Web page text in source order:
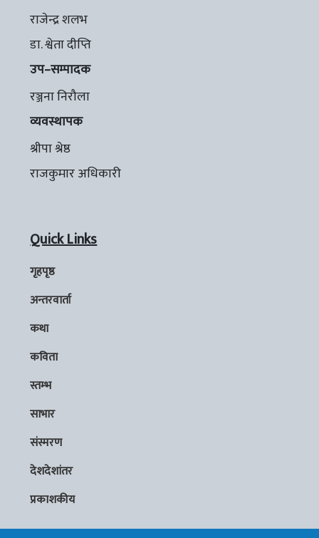
राजेन्द्र शलभ
डा. श्वेता दीप्ति
उप–सम्पादक
रञ्जना निरौला
व्यवस्थापक
श्रीपा श्रेष्ठ
राजकुमार अधिकारी
Quick Links
गृहपृष्ठ
अन्तरवार्ता
कथा
कविता
स्तम्भ
साभार
संस्मरण
देशदेशांतर
प्रकाशकीय